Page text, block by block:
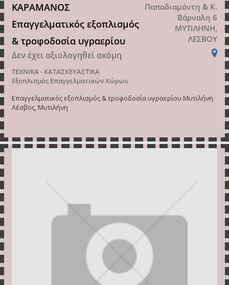
ΚΑΡΑΜΑΝΟΣ
Επαγγελματικός εξοπλισμός
& τροφοδοσία υγραερίου
Δεν έχει αξιολογηθεί ακόμη
ΤΕΧΝΙΚΑ - ΚΑΤΑΣΚΕΥΑΣΤΙΚΑ
Εξοπλισμός Επαγγελματικών Χώρων
Παπαδιαμάντη & Κ.
Βάρναλη 6
ΜΥΤΙΛΗΝΗ,
ΛΕΣΒΟΥ
Επαγγελματικός εξοπλισμός & τροφοδοσία υγραερίου Μυτιλήνη
Λέσβος, Μυτιλήνη